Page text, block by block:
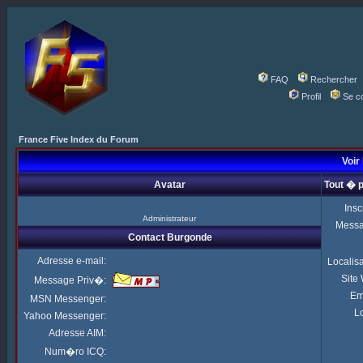
FAQ
Rechercher
Profil
Se
France Five Index du Forum
Voir
Avatar Tout �
Administrateur
Site
Contact Burgonde
Adresse e-mail:
Message Priv�:
MSN Messenger:
Yahoo Messenger:
Adresse AIM:
Num�ro ICQ: